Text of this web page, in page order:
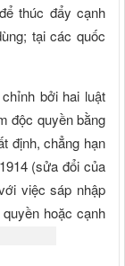
thúc đẩy cạnh
tại các quốc
bởi hai luật
độc quyền bằng
định, chẳng hạn
(sửa đổi của
việc sáp nhập
hoặc cạnh